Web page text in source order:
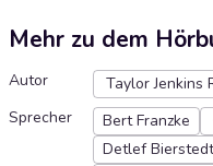
Mehr zu dem
Autor
Taylor Jenkins
Sprecher
Bert Franzke
Detlef Bierstedt